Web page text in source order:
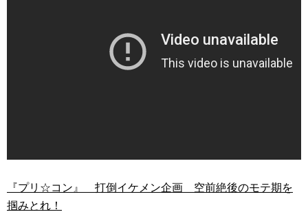
『プリ☆コン』 打倒イケメン企画 空前絶後のモテ期を
掴みとれ！